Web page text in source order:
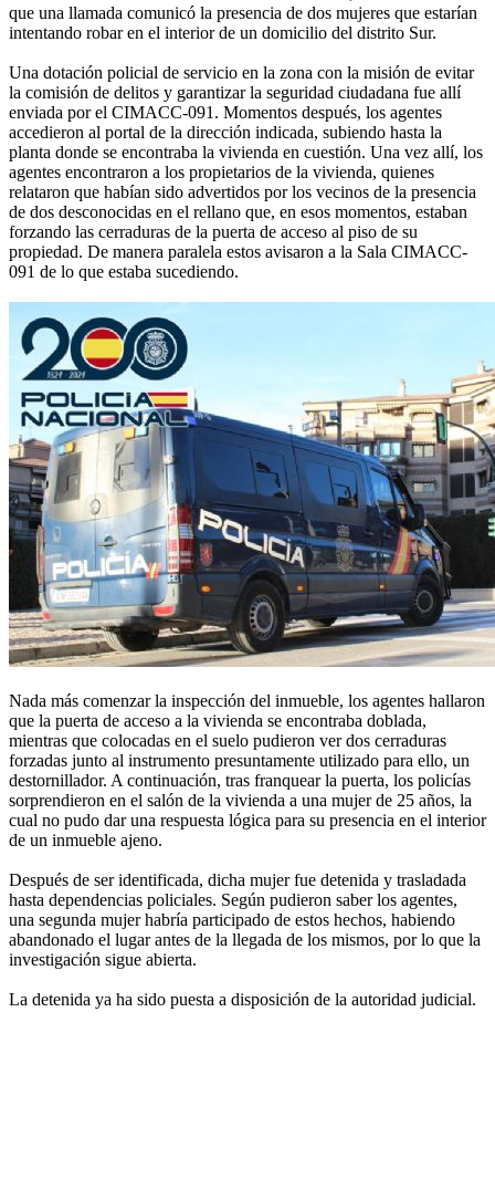
que una llamada comunicó la presencia de dos mujeres que estarían
intentando robar en el interior de un domicilio del distrito Sur.
Una dotación policial de servicio en la zona con la misión de evitar
la comisión de delitos y garantizar la seguridad ciudadana fue allí
enviada por el CIMACC-091. Momentos después, los agentes
accedieron al portal de la dirección indicada, subiendo hasta la
planta donde se encontraba la vivienda en cuestión. Una vez allí, los
agentes encontraron a los propietarios de la vivienda, quienes
relataron que habían sido advertidos por los vecinos de la presencia
de dos desconocidas en el rellano que, en esos momentos, estaban
forzando las cerraduras de la puerta de acceso al piso de su
propiedad. De manera paralela estos avisaron a la Sala CIMACC-
091 de lo que estaba sucediendo.
Nada más comenzar la inspección del inmueble, los agentes hallaron
que la puerta de acceso a la vivienda se encontraba doblada,
mientras que colocadas en el suelo pudieron ver dos cerraduras
forzadas junto al instrumento presuntamente utilizado para ello, un
destornillador. A continuación, tras franquear la puerta, los policías
sorprendieron en el salón de la vivienda a una mujer de 25 años, la
cual no pudo dar una respuesta lógica para su presencia en el interior
de un inmueble ajeno.
Después de ser identificada, dicha mujer fue detenida y trasladada
hasta dependencias policiales. Según pudieron saber los agentes,
una segunda mujer habría participado de estos hechos, habiendo
abandonado el lugar antes de la llegada de los mismos, por lo que la
investigación sigue abierta.
La detenida ya ha sido puesta a disposición de la autoridad judicial.